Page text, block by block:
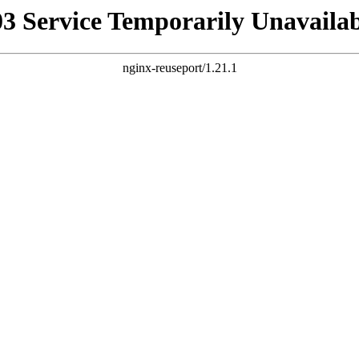
Service Temporarily
nginx-reuseport/1.21.1